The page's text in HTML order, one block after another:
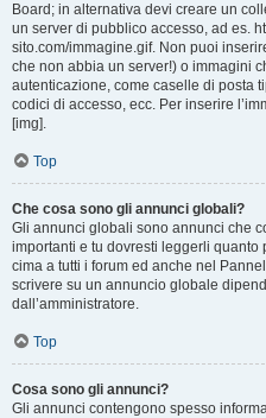
Board; in alternativa devi creare un
un server di pubblico accesso, ad es.
sito.com/immagine.gif. Non puoi
che non abbia un server!) o immagini
autenticazione, come caselle di posta
codici di accesso, ecc. Per inserire
[img].
Top
Che cosa sono gli annunci globali?
Gli annunci globali sono annunci che
importanti e tu dovresti leggerli
cima a tutti i forum ed anche nel
scrivere su un annuncio globale
dall’amministratore.
Top
Cosa sono gli annunci?
Gli annunci contengono spesso